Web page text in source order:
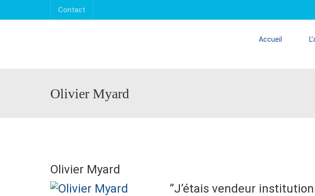
Contact
Accueil
Olivier Myard
Olivier Myard
”J’étais vendeur